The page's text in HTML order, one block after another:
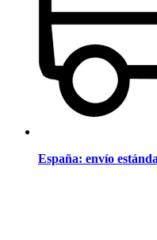
España: envío